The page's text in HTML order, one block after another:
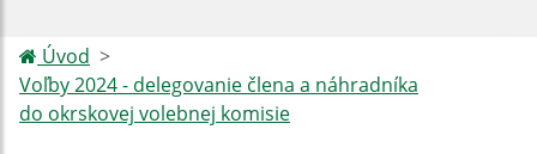
Úvod
Voľby 2024 - delegovanie člena a náhradníka
do okrskovej volebnej komisie